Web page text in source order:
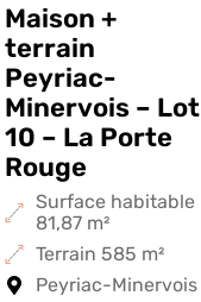
Maison +
terrain
Peyriac-
Minervois – Lot
10 – La Porte
Rouge
Surface habitable
81,87 m²
Terrain 585 m²
Peyriac-Minervois